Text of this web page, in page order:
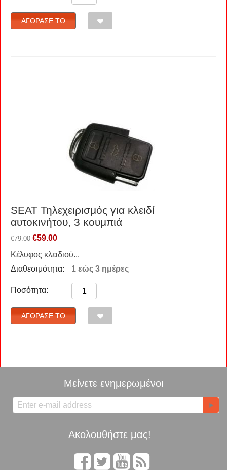
ΑΓΌΡΑΣΈ ΤΟ
SEAT Τηλεχειρισμός για κλειδί
αυτοκινήτου, 3 κουμπιά
€79.00 €59.00
Κέλυφος κλειδιού...
Διαθεσιμότητα:
1 εώς 3 ημέρες
Ποσότητα:
ΑΓΌΡΑΣΈ ΤΟ
Μείνετε ενημερωμένοι
Ακολουθήστε μας!